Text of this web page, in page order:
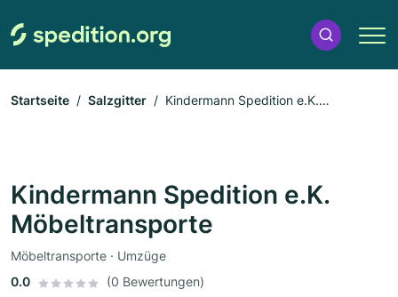
Startseite Salzgitter
Kindermann Spedition e.K.
Kindermann Spedition e.K.
Möbeltransporte
Möbeltransporte · Umzüge
0.0
(0 Bewertungen)